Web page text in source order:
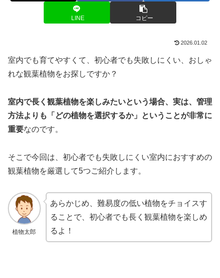
LINE コピー
2026.01.02
室内でも育てやすくて、初心者でも失敗しにくい、おしゃ
れな観葉植物をお探しですか？
室内で長く観葉植物を楽しみたいという場合、実は、管理
方法よりも「どの植物を選択するか」ということが非常に
重要なのです。
そこで今回は、初心者でも失敗しにくい室内におすすめの
観葉植物を厳選して5つご紹介します。
植物太郎
あらかじめ、難易度の低い植物をチョイスす
ることで、初心者でも長く観葉植物を楽しめ
るよ！